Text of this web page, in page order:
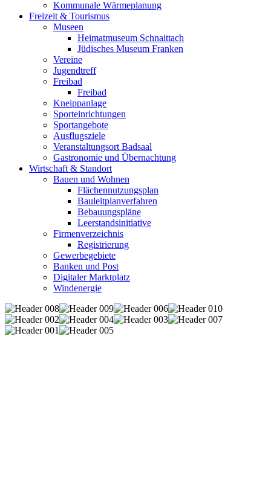
Kommunale Wärmeplanung
Freizeit & Tourismus
Museen
Heimatmuseum Schnaittach
Jüdisches Museum Franken
Vereine
Jugendtreff
Freibad
Freibad
Kneippanlage
Sporteinrichtungen
Sportangebote
Ausflugsziele
Veranstaltungsort Badsaal
Gastronomie und Übernachtung
Wirtschaft & Standort
Bauen und Wohnen
Flächennutzungsplan
Bauleitplanverfahren
Bebauungspläne
Leerstandsinitiative
Firmenverzeichnis
Registrierung
Gewerbegebiete
Banken und Post
Digitaler Marktplatz
Windenergie